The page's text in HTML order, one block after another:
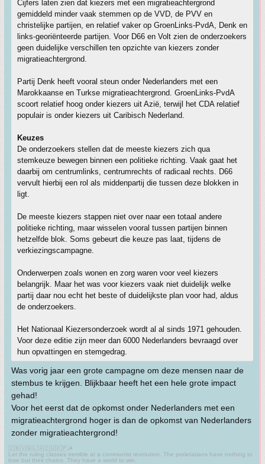
Cijfers laten zien dat kiezers met een migratieachtergrond
gemiddeld minder vaak stemmen op de VVD, de PVV en
christelijke partijen, en relatief vaker op GroenLinks-PvdA, Denk en
links-georiënteerde partijen. Voor D66 en Volt zien de onderzoekers
geen duidelijke verschillen ten opzichte van kiezers zonder
migratieachtergrond.
Partij Denk heeft vooral steun onder Nederlanders met een
Marokkaanse en Turkse migratieachtergrond. GroenLinks-PvdA
scoort relatief hoog onder kiezers uit Azië, terwijl het CDA relatief
populair is onder kiezers uit Caribisch Nederland.
Keuzes
De onderzoekers stellen dat de meeste kiezers zich qua
stemkeuze bewegen binnen een politieke richting. Vaak gaat het
daarbij om centrumlinks, centrumrechts of radicaal rechts. D66
vervult hierbij een rol als middenpartij die tussen deze blokken in
ligt.
De meeste kiezers stappen niet over naar een totaal andere
politieke richting, maar wisselen vooral tussen partijen binnen
hetzelfde blok. Soms gebeurt die keuze pas laat, tijdens de
verkiezingscampagne.
Onderwerpen zoals wonen en zorg waren voor veel kiezers
belangrijk. Maar het was voor kiezers vaak niet duidelijk welke
partij daar nou echt het beste of duidelijkste plan voor had, aldus
de onderzoekers.
Het Nationaal Kiezersonderzoek wordt al al sinds 1971 gehouden.
Voor deze editie zijn meer dan 6000 Nederlanders bevraagd over
hun opvattingen en stemgedrag.
Was vorig jaar een grote campagne om deze mensen naar de
stembus te krijgen. Blijkbaar heeft het een hele grote impact
gehad!
Voor het eerst dat de opkomst onder Nederlanders met een
migratieachtergrond hoger is dan de opkomst van Nederlanders
zonder migratieachtergrond!
🇨🇳🇻🇳🇱🇦🇨🇺🇰🇵☭
Let the ruling classes tremble at a communist revolution. The proletarians have nothing to
lose but their chains. They have a world to win.